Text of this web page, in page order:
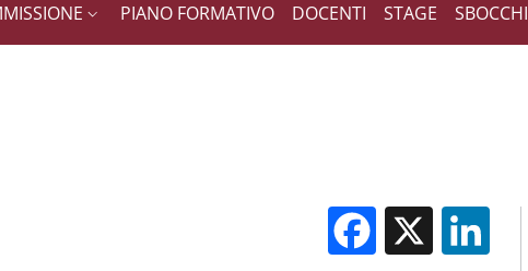
PIANO FORMATIVO DOCENTI STAGE SBOCCHI
Facebook
X